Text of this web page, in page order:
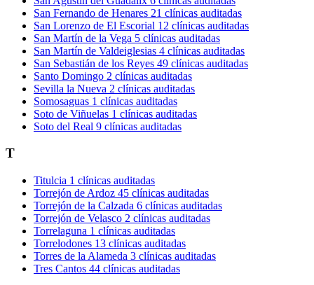
San Fernando de Henares 21 clínicas auditadas
San Lorenzo de El Escorial 12 clínicas auditadas
San Martín de la Vega 5 clínicas auditadas
San Martín de Valdeiglesias 4 clínicas auditadas
San Sebastián de los Reyes 49 clínicas auditadas
Santo Domingo 2 clínicas auditadas
Sevilla la Nueva 2 clínicas auditadas
Somosaguas 1 clínicas auditadas
Soto de Viñuelas 1 clínicas auditadas
Soto del Real 9 clínicas auditadas
T
Titulcia 1 clínicas auditadas
Torrejón de Ardoz 45 clínicas auditadas
Torrejón de la Calzada 6 clínicas auditadas
Torrejón de Velasco 2 clínicas auditadas
Torrelaguna 1 clínicas auditadas
Torrelodones 13 clínicas auditadas
Torres de la Alameda 3 clínicas auditadas
Tres Cantos 44 clínicas auditadas